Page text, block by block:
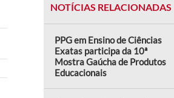
NOTÍCIAS RELACIONADAS
PPG em Ensino de Ciências
Exatas participa da 10ª
Mostra Gaúcha de Produtos
Educacionais